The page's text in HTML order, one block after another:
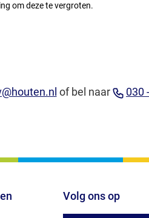
om deze te vergroten.
(Verwijst
mailadres)
of bel naar 030
Volg ons op